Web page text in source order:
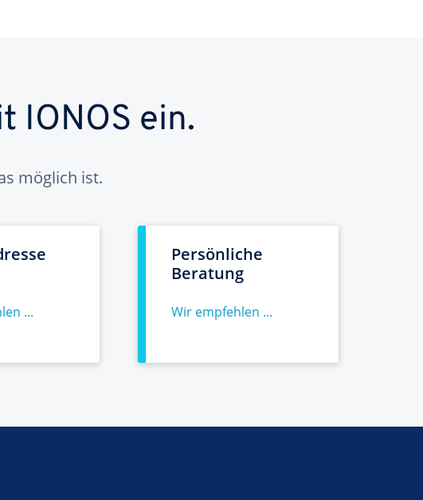
IONOS ein.
möglich ist.
...
Persönliche
Beratung
Wir empfehlen ...